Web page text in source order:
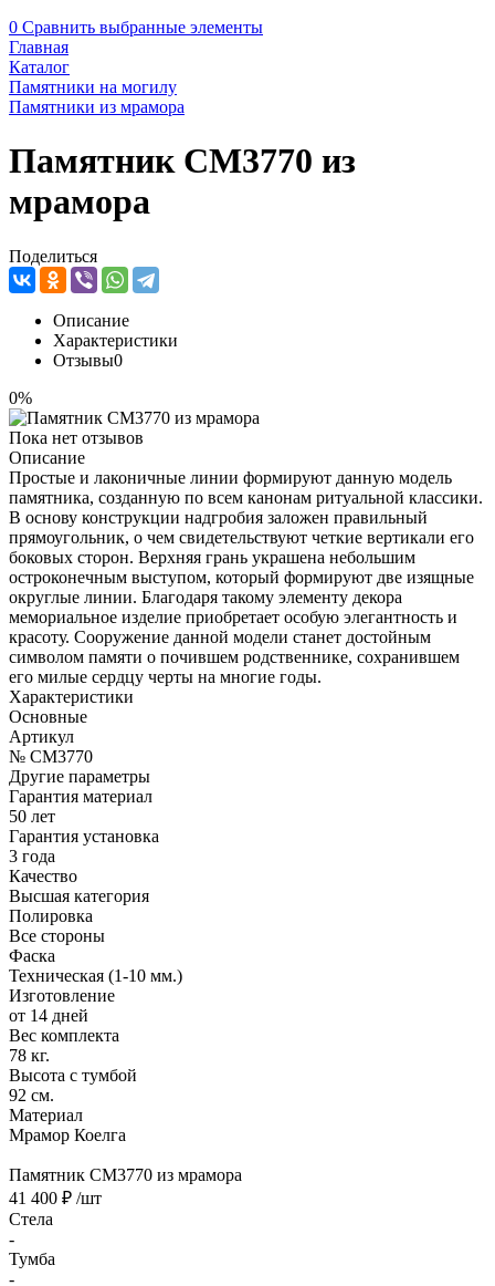
0 Сравнить выбранные элементы
Главная
Каталог
Памятники на могилу
Памятники из мрамора
Памятник CM3770 из
мрамора
Поделиться
Описание
Характеристики
Отзывы0
0%
Пока нет отзывов
Описание
Простые и лаконичные линии формируют данную модель
памятника, созданную по всем канонам ритуальной классики.
В основу конструкции надгробия заложен правильный
прямоугольник, о чем свидетельствуют четкие вертикали его
боковых сторон. Верхняя грань украшена небольшим
остроконечным выступом, который формируют две изящные
округлые линии. Благодаря такому элементу декора
мемориальное изделие приобретает особую элегантность и
красоту. Сооружение данной модели станет достойным
символом памяти о почившем родственнике, сохранившем
его милые сердцу черты на многие годы.
Характеристики
Основные
Артикул
№ CM3770
Другие параметры
Гарантия материал
50 лет
Гарантия установка
3 года
Качество
Высшая категория
Полировка
Все стороны
Фаска
Техническая (1-10 мм.)
Изготовление
от 14 дней
Вес комплекта
78 кг.
Высота с тумбой
92 см.
Материал
Мрамор Коелга
Памятник CM3770 из мрамора
41 400 ₽ /шт
Стела
-
Тумба
-